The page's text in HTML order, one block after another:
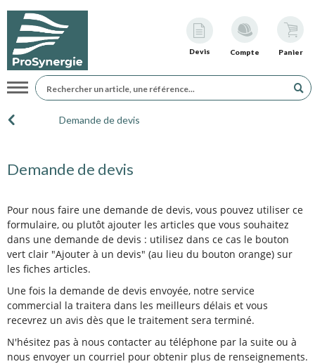
Devis Compte Panier
Navigation
Demande de devis
Demande de devis
Pour nous faire une demande de devis, vous pouvez utiliser ce
formulaire, ou plutôt ajouter les articles que vous souhaitez
dans une demande de devis : utilisez dans ce cas le bouton
vert clair "Ajouter à un devis" (au lieu du bouton orange) sur
les fiches articles.
Une fois la demande de devis envoyée, notre service
commercial la traitera dans les meilleurs délais et vous
recevrez un avis dès que le traitement sera terminé.
N'hésitez pas à nous contacter au téléphone par la suite ou à
nous envoyer un courriel pour obtenir plus de renseignements.